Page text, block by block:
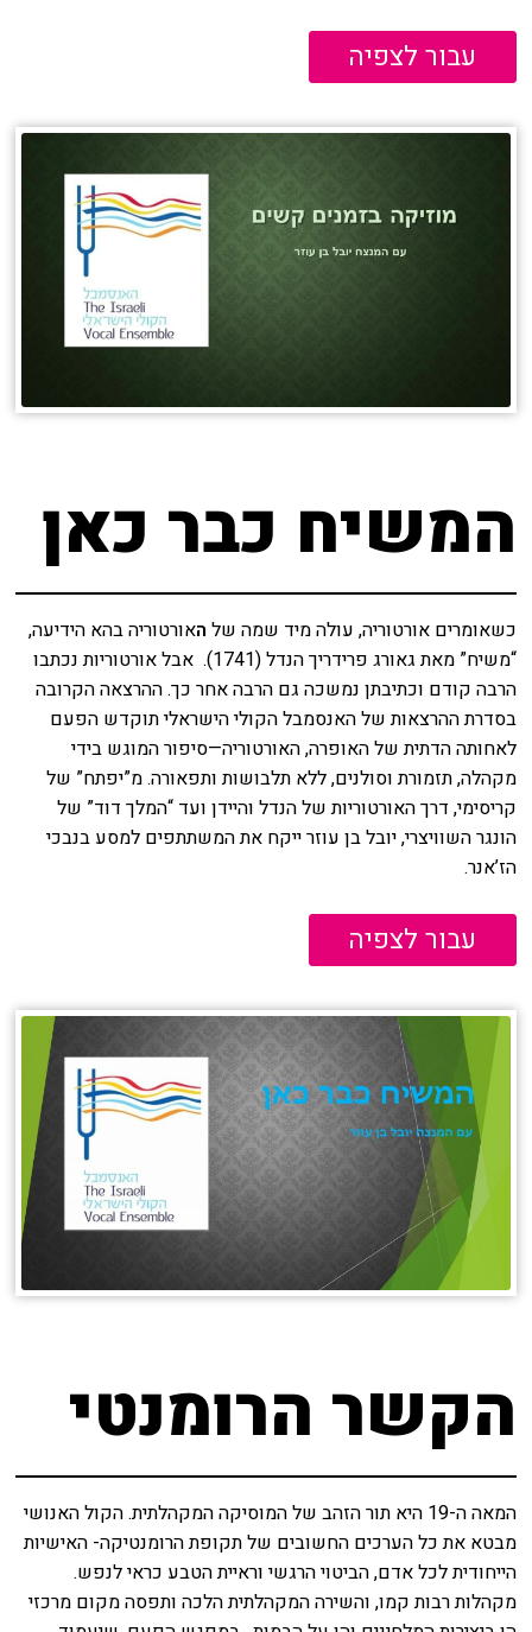
עבור לצפיה
המשיח כבר כאן
כשאומרים אורטוריה, עולה מיד שמה של האורטוריה בהא הידיעה,
“משיח” מאת גאורג פרידריך הנדל (1741). אבל אורטוריות נכתבו
הרבה קודם וכתיבתן נמשכה גם הרבה אחר כך. ההרצאה הקרובה
בסדרת ההרצאות של האנסמבל הקולי הישראלי תוקדש הפעם
לאחותה הדתית של האופרה, האורטוריה—סיפור המוגש בידי
מקהלה, תזמורת וסולנים, ללא תלבושות ותפאורה. מ”יפתח” של
קריסימי, דרך האורטוריות של הנדל והיידן ועד “המלך דוד” של
הונגר השוויצרי, יובל בן עוזר ייקח את המשתתפים למסע בנבכי
הז’אנר.
עבור לצפיה
הקשר הרומנטי
המאה ה-19 היא תור הזהב של המוסיקה המקהלתית. הקול האנושי
מבטא את כל הערכים החשובים של תקופת הרומנטיקה- האישיות
הייחודית לכל אדם, הביטוי הרגשי וראיית הטבע כראי לנפש.
מקהלות רבות קמו, והשירה המקהלתית הלכה ותפסה מקום מרכזי